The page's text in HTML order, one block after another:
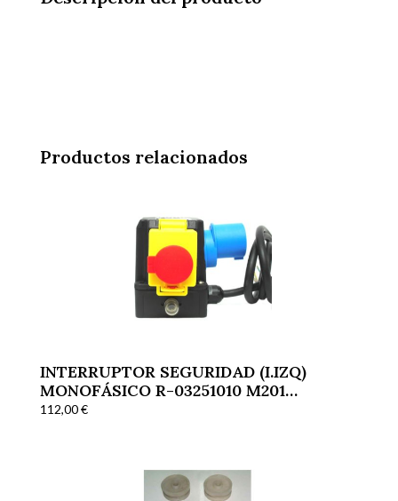
579816620
Productos relacionados
INTERRUPTOR SEGURIDAD (I.IZQ)
MONOFÁSICO R-03251010 M201
CORTADORAS
112,00€